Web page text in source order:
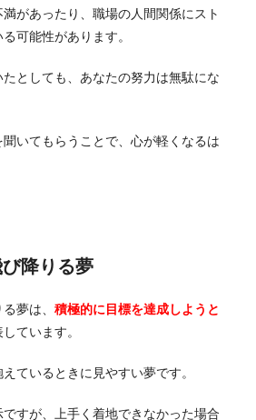
があったり、職場の人間関係にスト
可能性があります。
としても、あなたの努力は無駄にな
いてもらうことで、心が軽くなるは
降りる夢
夢は、 積極的に目標を達成しようと
ています。
ているときに見やすい夢です。
すが、上手く着地できなかった場合